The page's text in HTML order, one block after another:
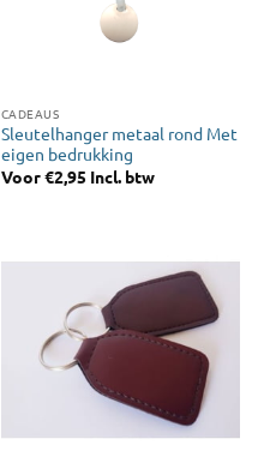
CADEAUS
Sleutelhanger metaal rond Met
eigen bedrukking
Voor€2,95 Incl. btw